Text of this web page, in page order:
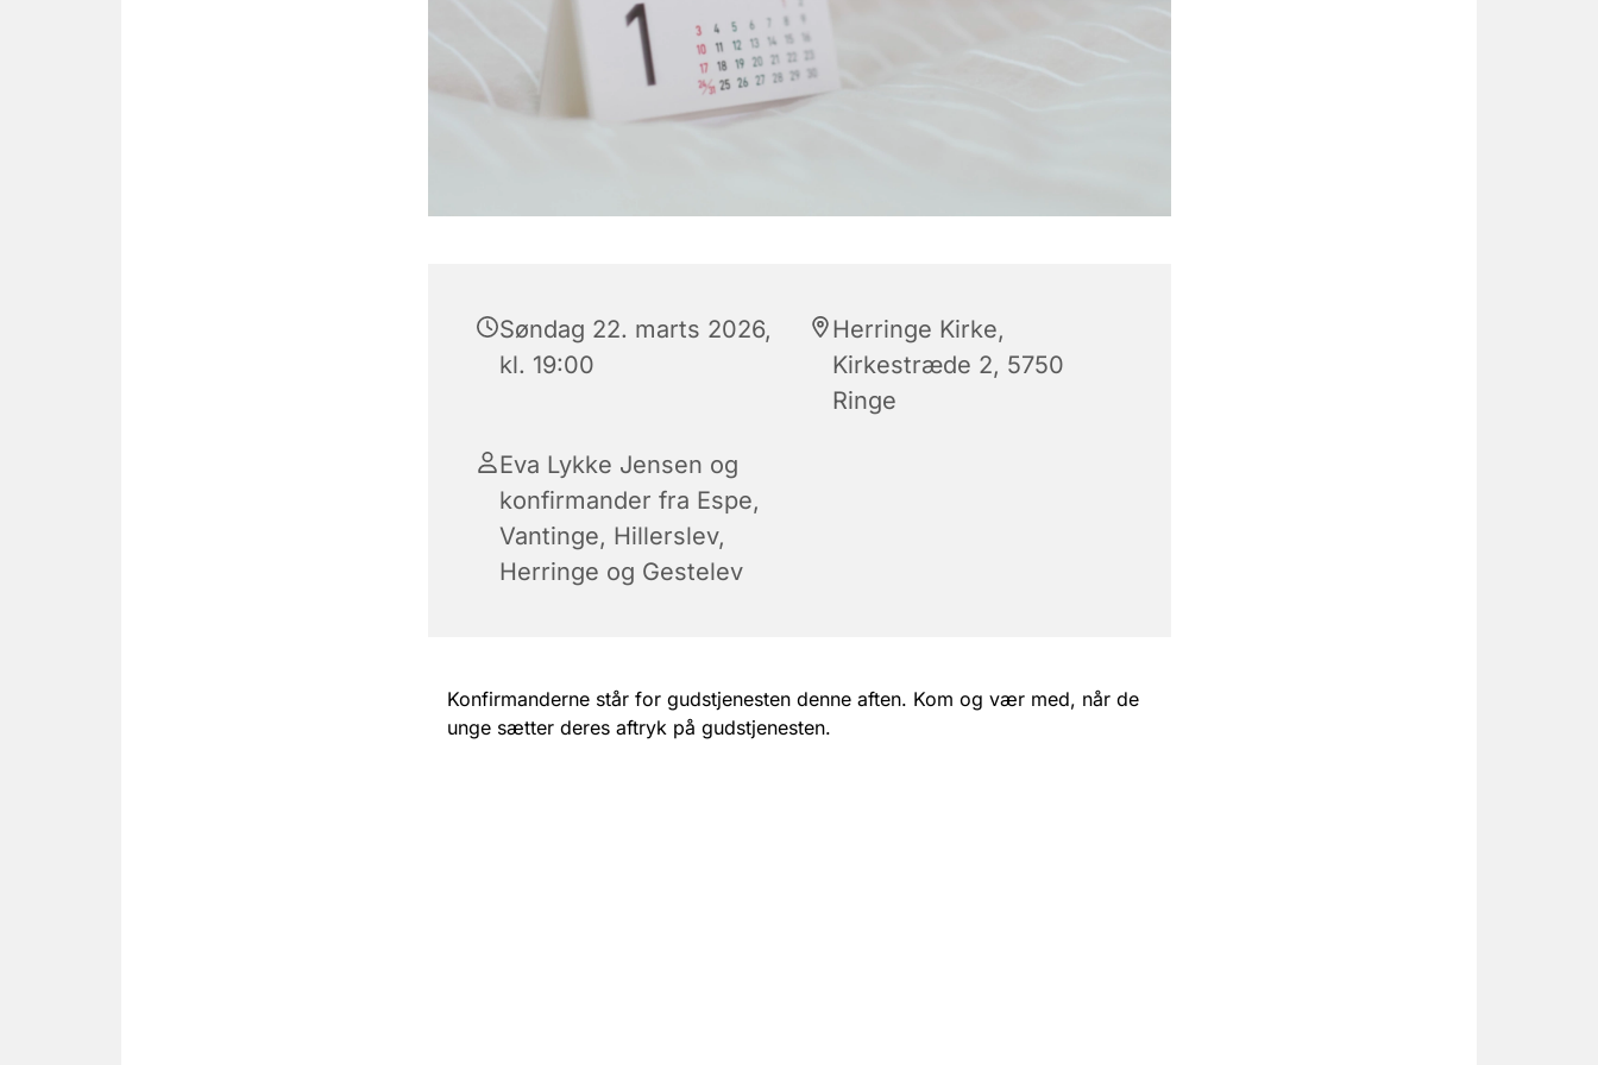
Søndag 22. marts 2026,
kl. 19:00
Herringe Kirke,
Kirkestræde 2, 5750
Ringe
Eva Lykke Jensen og
konfirmander fra Espe,
Vantinge, Hillerslev,
Herringe og Gestelev
Konfirmanderne står for gudstjenesten denne aften. Kom og vær med, når de
unge sætter deres aftryk på gudstjenesten.